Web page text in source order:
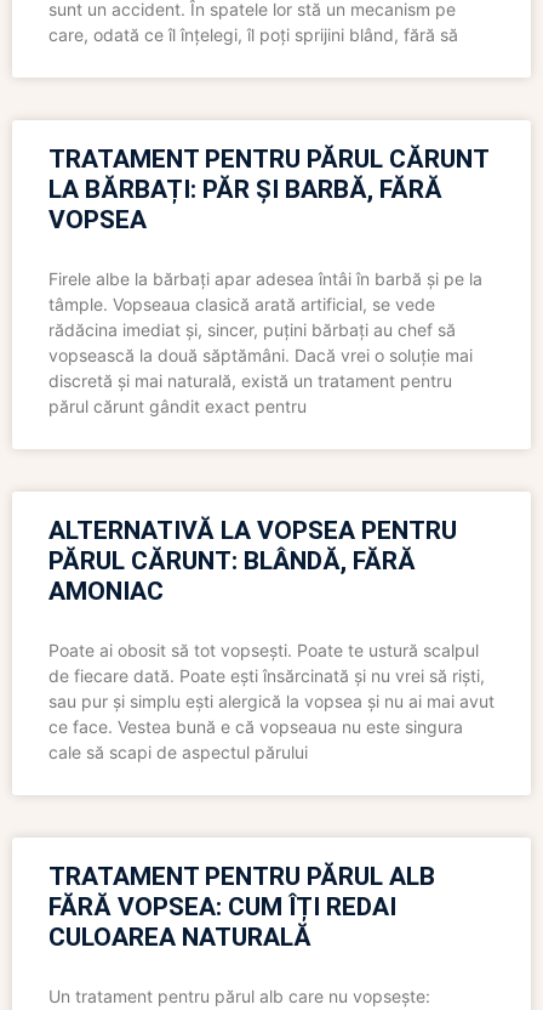
sunt un accident. În spatele lor stă un mecanism pe
care, odată ce îl înțelegi, îl poți sprijini blând, fără să
TRATAMENT PENTRU PĂRUL CĂRUNT
LA BĂRBAȚI: PĂR ȘI BARBĂ, FĂRĂ
VOPSEA
Firele albe la bărbați apar adesea întâi în barbă și pe la
tâmple. Vopseaua clasică arată artificial, se vede
rădăcina imediat și, sincer, puțini bărbați au chef să
vopsească la două săptămâni. Dacă vrei o soluție mai
discretă și mai naturală, există un tratament pentru
părul cărunt gândit exact pentru
ALTERNATIVĂ LA VOPSEA PENTRU
PĂRUL CĂRUNT: BLÂNDĂ, FĂRĂ
AMONIAC
Poate ai obosit să tot vopsești. Poate te ustură scalpul
de fiecare dată. Poate ești însărcinată și nu vrei să riști,
sau pur și simplu ești alergică la vopsea și nu ai mai avut
ce face. Vestea bună e că vopseaua nu este singura
cale să scapi de aspectul părului
TRATAMENT PENTRU PĂRUL ALB
FĂRĂ VOPSEA: CUM ÎȚI REDAI
CULOAREA NATURALĂ
Un tratament pentru părul alb care nu vopsește: